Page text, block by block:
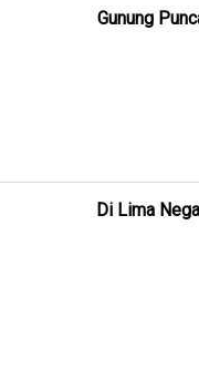
Gunung
Di Lima